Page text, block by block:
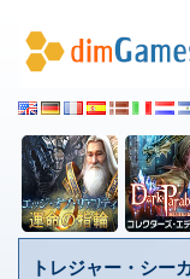
トレジャー・シー